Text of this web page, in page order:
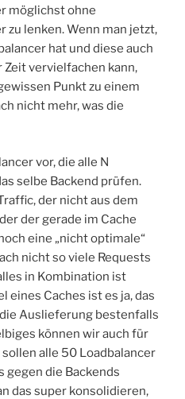
möglichst ohne
zu lenken. Wenn man jetzt,
hat und diese auch
vervielfachen kann,
Punkt zu einem
nicht mehr, was die
vor, die alle N
selbe Backend prüfen.
der nicht aus dem
der gerade im Cache
eine „nicht optimale“
nicht so viele Requests
in Kombination ist
eines Caches ist es ja, das
Auslieferung bestenfalls
können wir auch für
alle 50 Loadbalancer
gegen die Backends
das super konsolidieren,